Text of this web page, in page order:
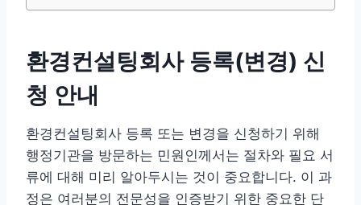
환경컨설팅회사 등록(변경) 신
청 안내
환경컨설팅회사 등록 또는 변경을 신청하기 위해
행정기관을 방문하는 민원인께서는 절차와 필요 서
류에 대해 미리 알아두시는 것이 중요합니다. 이 과
정은 여러분의 전문성을 인증받기 위한 중요한 단